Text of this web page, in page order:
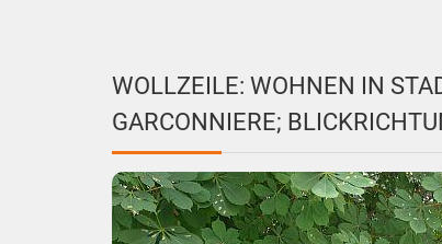
WOLLZEILE: WOHNEN IN
GARCONNIERE;